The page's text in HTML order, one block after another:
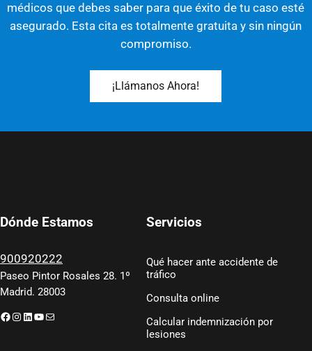
médicos que debes saber para que éxito de tu caso esté
asegurado. Esta cita es totalmente gratuita y sin ningún
compromiso.
¡Llámanos Ahora!
Dónde Estamos
900920222
Paseo Pintor Rosales 28. 1º
Madrid. 28003
Facebook
Instagram
LinkedIn
YouTube
Correo electrónico
Servicios
Qué hacer ante accidente de
tráfico
Consulta online
Calcular indemnización por
lesiones